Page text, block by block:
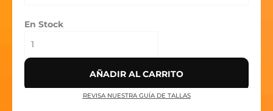
En Stock
cantidad
AÑADIR AL CARRITO
REVISA NUESTRA GUÍA DE TALLAS